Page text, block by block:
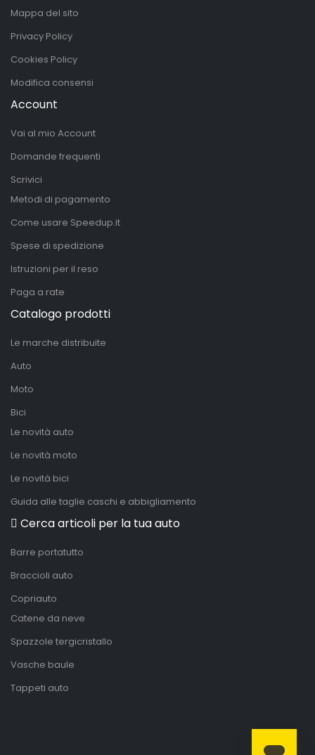
Mappa del sito
Privacy Policy
Cookies Policy
Modifica consensi
Account
Vai al mio Account
Domande frequenti
Scrivici
Metodi di pagamento
Come usare Speedup.it
Spese di spedizione
Istruzioni per il reso
Paga a rate
Catalogo prodotti
Le marche distribuite
Auto
Moto
Bici
Le novità auto
Le novità moto
Le novità bici
Guida alle taglie caschi e abbigliamento
Cerca articoli per la tua auto
Barre portatutto
Braccioli auto
Copriauto
Catene da neve
Spazzole tergicristallo
Vasche baule
Tappeti auto